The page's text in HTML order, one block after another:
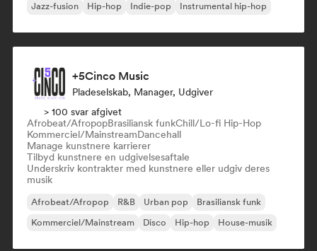
Jazz-fusion
Hip-hop Indie-pop Instrumental hip-hop
+5Cinco Music
Pladeselskab, Manager, Udgiver
> 100 svar afgivet
Afrobeat/AfropopBrasiliansk funkChill/Lo-fi Hip-Hop
Kommerciel/MainstreamDancehall
Manage kunstnere karrierer
Tilbyd kunstnere en udgivelsesaftale
Underskriv kontrakter med kunstnere eller udgiv deres
musik
Afrobeat/Afropop R&B Urban pop
Brasiliansk funk
Kommerciel/Mainstream
Disco Hip-hop House-musik